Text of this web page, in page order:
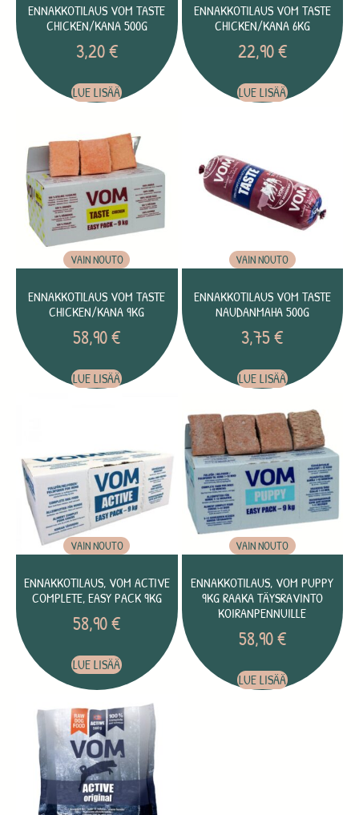
ENNAKKOTILAUS VOM TASTE
CHICKEN/KANA 500G
3,20€
LUE LISÄÄ
ENNAKKOTILAUS VOM TASTE
CHICKEN/KANA 6KG
22,90€
LUE LISÄÄ
VAIN NOUTO
ENNAKKOTILAUS VOM TASTE
CHICKEN/KANA 9KG
58,90€
LUE LISÄÄ
VAIN NOUTO
ENNAKKOTILAUS VOM TASTE
NAUDANMAHA 500G
3,75€
LUE LISÄÄ
VAIN NOUTO
ENNAKKOTILAUS, VOM ACTIVE
COMPLETE, EASY PACK 9KG
58,90€
LUE LISÄÄ
VAIN NOUTO
ENNAKKOTILAUS, VOM PUPPY
9KG RAAKA TÄYSRAVINTO
KOIRANPENNUILLE
58,90€
LUE LISÄÄ